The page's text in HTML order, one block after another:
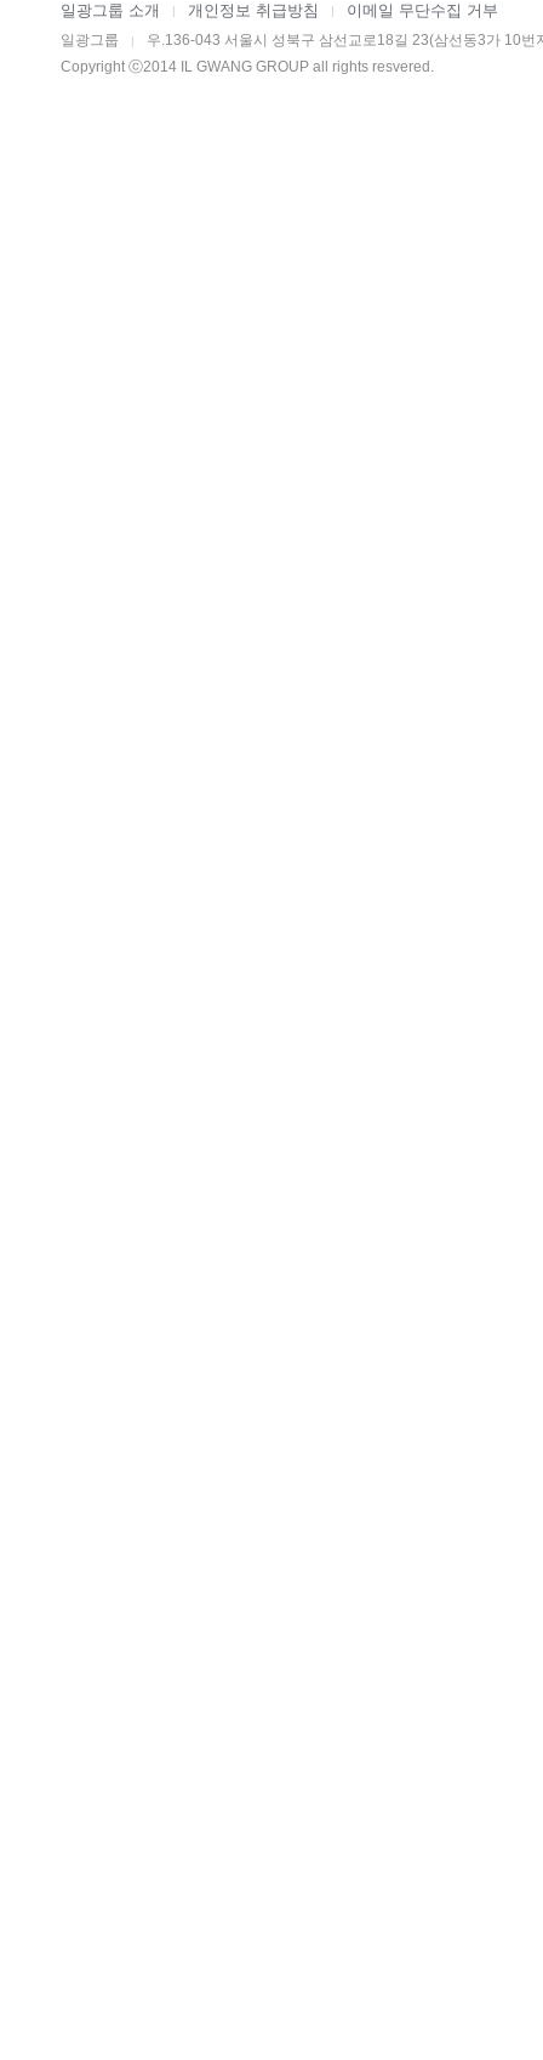
일광그룹 소개 | 개인정보 취급방침 | 이메일 무단수집 거부
일광그룹 |
우.136-043 서울시 성북구 삼선교로18길 23(삼선동3가 10번
Copyright ⓒ2014 IL GWANG GROUP all rights resvered.